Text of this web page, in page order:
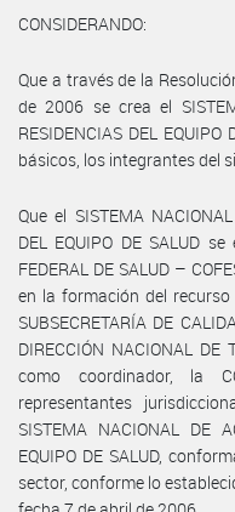
CONSIDERANDO:
Que a través de la
de 2006 se crea el
RESIDENCIAS DEL
básicos, los integrantes del
Que el SISTEMA
DEL EQUIPO DE SALUD
FEDERAL DE SALUD –
en la formación del
SUBSECRETARÍA DE
DIRECCIÓN NACIONAL DE
como coordinador, la
representantes
SISTEMA NACIONAL DE
EQUIPO DE SALUD,
sector, conforme lo